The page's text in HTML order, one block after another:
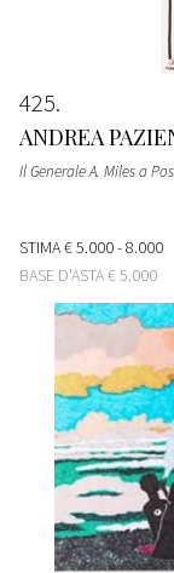
425
ANDREA
Il Generale A. Miles a
STIMA€ 5.000 - 8.000
BASE D'ASTA€ 5.000